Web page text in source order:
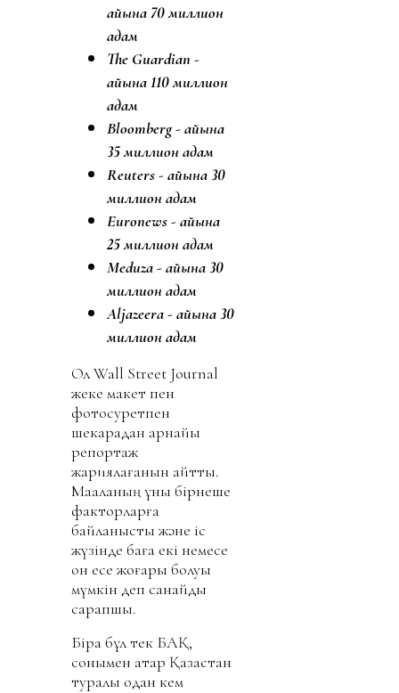
айына 70 миллион
адам
The Guardian -
айына 110 миллион
адам
Bloomberg - айына
35 миллион адам
Reuters - айына 30
миллион адам
Euronews - айына
25 миллион адам
Meduza - айына 30
миллион адам
Aljazeera - айына 30
миллион адам
Ол Wall Street Journal
жеке макет пен
фотосуретпен
шекарадан арнайы
репортаж
жариялағанын айтты.
Мақаланың құны бірнеше
факторларға
байланысты және іс
жүзінде баға екі немесе
он есе жоғары болуы
мүмкін деп санайды
сарапшы.
Бірақ бұл тек БАҚ,
сонымен қатар Қазақстан
туралы одан кем